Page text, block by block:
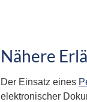
Nähere
Der Einsatz eines
elektronischer